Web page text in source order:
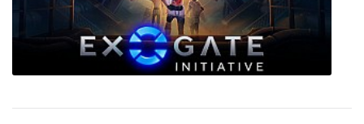
Mad Games Tycoon 2